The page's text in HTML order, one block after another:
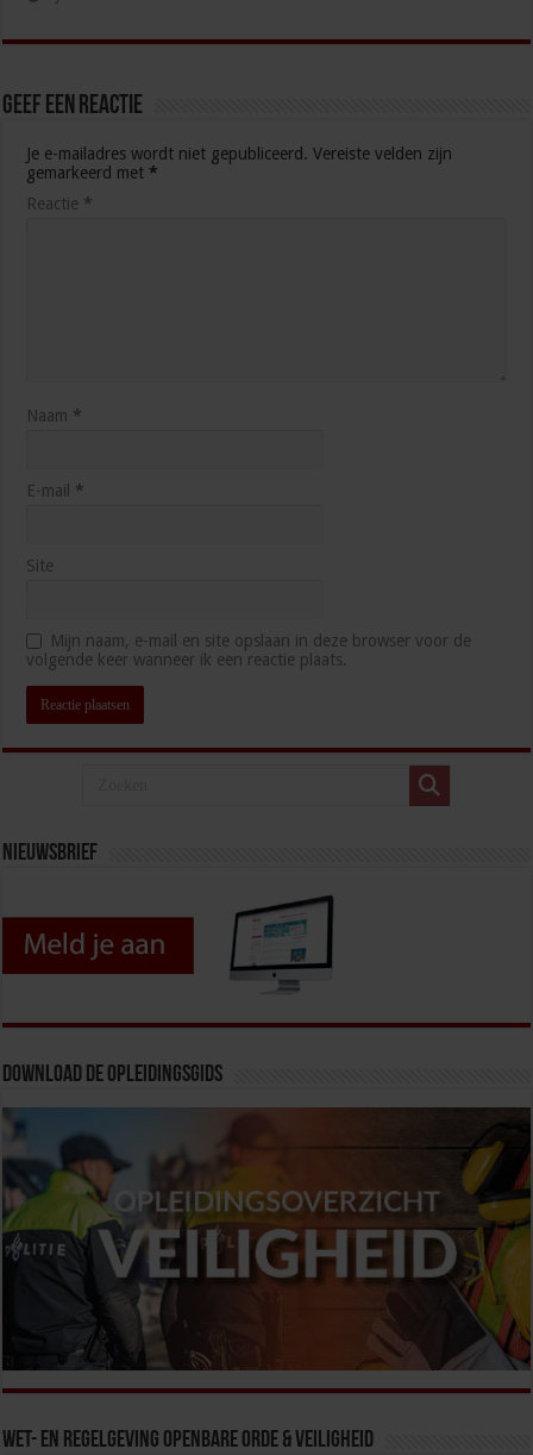
Geef een reactie
Je e-mailadres wordt niet gepubliceerd. Vereiste velden zijn
gemarkeerd met *
Reactie *
Naam *
E-mail *
Site
Mijn naam, e-mail en site opslaan in deze browser voor de
volgende keer wanneer ik een reactie plaats.
Nieuwsbrief
Download de opleidingsgids
Wet- en Regelgeving Openbare Orde & Veiligheid